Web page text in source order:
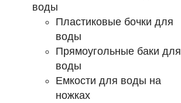
воды
Пластиковые бочки для
воды
Прямоугольные баки для
воды
Емкости для воды на
ножках